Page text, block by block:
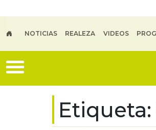
NOTICIAS REALEZA VIDEOS
Etiqueta: